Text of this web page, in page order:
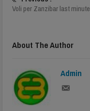
Voli per Zanzibar last minute
About The Author
Admin